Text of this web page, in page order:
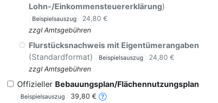
Lohn-/Einkommensteuererklärung)
Beispielsauszug
24,80 €
zzgl Amtsgebühren
Flurstücksnachweis mit Eigentümerangaben
(Standardformat)
Beispielsauszug
24,80 €
zzgl Amtsgebühren
Offizieller Bebauungsplan/Flächennutzungsplan
Beispielsauszug
39,80 €